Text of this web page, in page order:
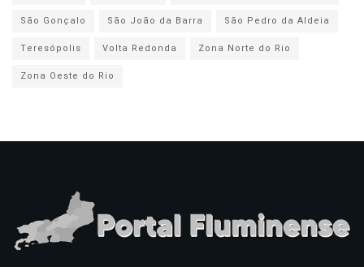
São Gonçalo
São João da Barra
São Pedro da Aldeia
Teresópolis
Volta Redonda
Zona Norte do Rio
Zona Oeste do Rio